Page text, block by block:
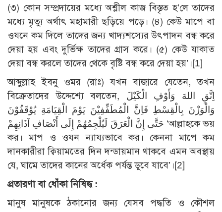
(৩) কোন সম্প্রদায়ের মধ্যে অশ্লীল কাজ বিস্তৃত হ’লে তাদের
মধ্যে মৃত্যু অর্থাৎ মহামারী ছড়িয়ে পড়ে। (৪) কেউ মাপে বা
ওযনে কম দিলে তাদের জন্য খাদ্যশস্যের উৎপাদন বন্ধ করে
দেয়া হয় এবং দুর্ভিক্ষ তাদের গ্রাস করে। (৫) কেউ যাকাত
দেয়া বন্ধ করলে তাদের থেকে বৃষ্টি বন্ধ করে দেয়া হয়’।[1]
আব্দুল্লাহ ইবনু ওমর (রাঃ) যখন বাজারে যেতেন, তখন
বিক্রেতাদের উদ্দেশ্যে বলতেন, اِتَّقِ اللهَ وَأَوْفِ الْكَيْلَ
وَالْوَزْنَ بِالْقِسْطِ فَاِنَّ الْمُطَفِّفِيْنَ يَوْمَ الْقِيَامَةِ يُوْقَفُوْنَ
حَتَّى إِنَّ الْعَرَقَ لَيُلْجِمُهُمْ إِلَى أَنْصَافِ آذَانِهِمْ ‘আল্লাহকে ভয়
কর। মাপ ও ওযন ন্যায্যভাবে কর। কেননা মাপে কম
দানকারীরা ক্বিয়ামতের দিন দন্ডায়মান থাকবে এমন অবস্থায়
যে, ঘামে তাদের কানের অর্ধেক পর্যন্ত ডুবে যাবে’।[2]
প্রতারণা বা ধোঁকা নিষিদ্ধ :
মানুষ মানুষকে ঠকানোর জন্য যেসব পদ্ধতি ও কৌশল